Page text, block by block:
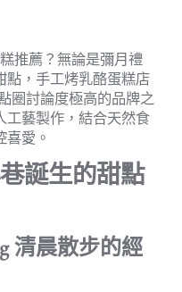
推薦？無論是彌月禮
點，手工烤乳酪蛋糕店
圈討論度極高的品牌之
工藝製作，結合天然食
愛。
誕生的甜點
清晨散步的經